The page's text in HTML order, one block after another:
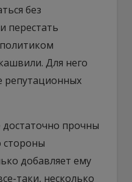
без
перестать
Для него
репутационных
достаточно прочны
стороны
добавляет ему
таки, несколько